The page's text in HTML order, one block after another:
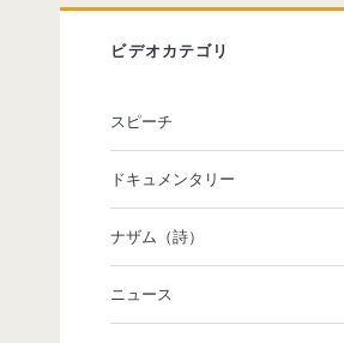
ビデオカテゴリ
スピーチ
ドキュメンタリー
ナザム（詩）
ニュース